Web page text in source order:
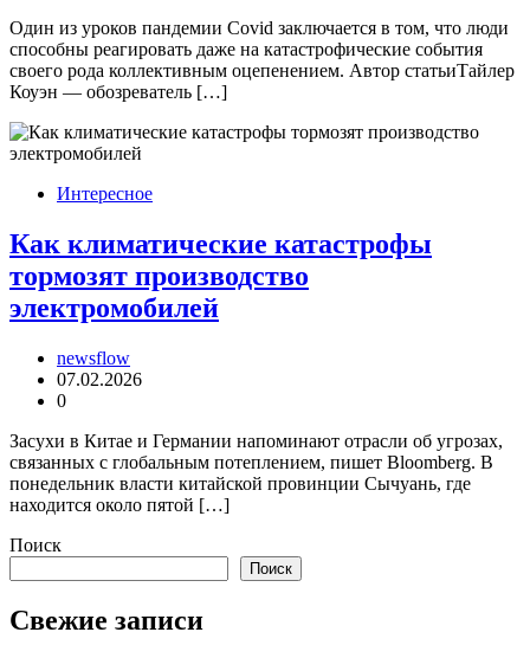
Один из уроков пандемии Covid заключается в том, что люди
способны реагировать даже на катастрофические события
своего рода коллективным оцепенением. Автор статьиТайлер
Коуэн — обозреватель […]
Интересное
Как климатические катастрофы
тормозят производство
электромобилей
newsflow
07.02.2026
0
Засухи в Китае и Германии напоминают отрасли об угрозах,
связанных с глобальным потеплением, пишет Bloomberg. В
понедельник власти китайской провинции Сычуань, где
находится около пятой […]
Поиск
Поиск
Свежие записи